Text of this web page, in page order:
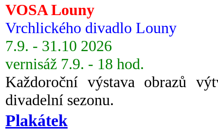
VOSA Louny
Vrchlického divadlo Louny
7.9. - 31.10 2026
vernisáž 7.9. - 18 hod.
Každoroční výstava obrazů
divadelní sezonu.
Plakátek